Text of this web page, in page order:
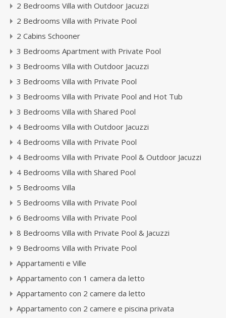
2 Bedrooms Villa with Outdoor Jacuzzi
2 Bedrooms Villa with Private Pool
2 Cabins Schooner
3 Bedrooms Apartment with Private Pool
3 Bedrooms Villa with Outdoor Jacuzzi
3 Bedrooms Villa with Private Pool
3 Bedrooms Villa with Private Pool and Hot Tub
3 Bedrooms Villa with Shared Pool
4 Bedrooms Villa with Outdoor Jacuzzi
4 Bedrooms Villa with Private Pool
4 Bedrooms Villa with Private Pool & Outdoor Jacuzzi
4 Bedrooms Villa with Shared Pool
5 Bedrooms Villa
5 Bedrooms Villa with Private Pool
6 Bedrooms Villa with Private Pool
8 Bedrooms Villa with Private Pool & Jacuzzi
9 Bedrooms Villa with Private Pool
Appartamenti e Ville
Appartamento con 1 camera da letto
Appartamento con 2 camere da letto
Appartamento con 2 camere e piscina privata